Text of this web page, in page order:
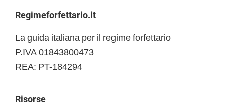
Footer
Regimeforfettario.it
La guida italiana per il regime forfettario
P.IVA 01843800473
REA: PT-184294
Risorse